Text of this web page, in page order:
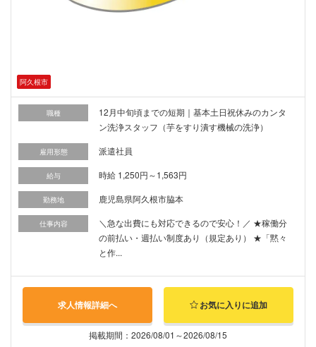
阿久根市
職種
12月中旬頃までの短期｜基本土日祝休みのカンタ
ン洗浄スタッフ（芋をすり潰す機械の洗浄）
雇用形態 派遣社員
給与 時給 1,250円～1,563円
勤務地 鹿児島県阿久根市脇本
仕事内容
＼急な出費にも対応できるので安心！／ ★稼働分
の前払い・週払い制度あり（規定あり） ★「黙々
と作...
求人情報詳細へ お気に入りに追加
掲載期間：2026/08/01～2026/08/15